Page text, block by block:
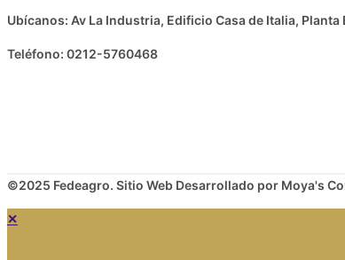
Ubícanos: Av La Industria, Edificio Casa de Italia, Planta
Teléfono: 0212-5760468
©2025 Fedeagro. Sitio Web Desarrollado por Moya's
✕